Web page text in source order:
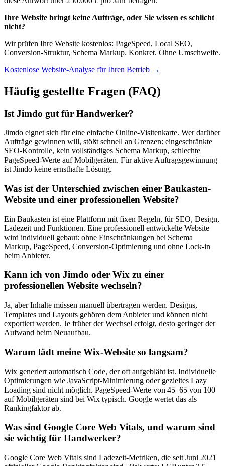
Ihre Website bringt keine Aufträge, oder Sie wissen es schlicht
nicht?
Wir prüfen Ihre Website kostenlos: PageSpeed, Local SEO,
Conversion-Struktur, Schema Markup. Konkret. Ohne Umschweife.
Kostenlose Website-Analyse für Ihren Betrieb →
Häufig gestellte Fragen (FAQ)
Ist Jimdo gut für Handwerker?
Jimdo eignet sich für eine einfache Online-Visitenkarte. Wer darüber
Aufträge gewinnen will, stößt schnell an Grenzen: eingeschränkte
SEO-Kontrolle, kein vollständiges Schema Markup, schlechte
PageSpeed-Werte auf Mobilgeräten. Für aktive Auftragsgewinnung
ist Jimdo keine ernsthafte Lösung.
Was ist der Unterschied zwischen einer Baukasten-
Website und einer professionellen Website?
Ein Baukasten ist eine Plattform mit fixen Regeln, für SEO, Design,
Ladezeit und Funktionen. Eine professionell entwickelte Website
wird individuell gebaut: ohne Einschränkungen bei Schema
Markup, PageSpeed, Conversion-Optimierung und ohne Lock-in
beim Anbieter.
Kann ich von Jimdo oder Wix zu einer
professionellen Website wechseln?
Ja, aber Inhalte müssen manuell übertragen werden. Designs,
Templates und Layouts gehören dem Anbieter und können nicht
exportiert werden. Je früher der Wechsel erfolgt, desto geringer der
Aufwand beim Neuaufbau.
Warum lädt meine Wix-Website so langsam?
Wix generiert automatisch Code, der oft aufgebläht ist. Individuelle
Optimierungen wie JavaScript-Minimierung oder gezieltes Lazy
Loading sind nicht möglich. PageSpeed-Werte von 45–65 von 100
auf Mobilgeräten sind bei Wix typisch. Google wertet das als
Rankingfaktor ab.
Was sind Google Core Web Vitals, und warum sind
sie wichtig für Handwerker?
Google Core Web Vitals sind Ladezeit-Metriken, die seit Juni 2021